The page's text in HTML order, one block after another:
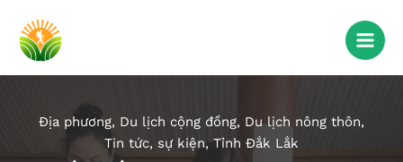
Địa phương, Du lịch cộng đồng, Du lịch nông thôn,
Tin tức, sự kiện,Tỉnh Đắk Lắk